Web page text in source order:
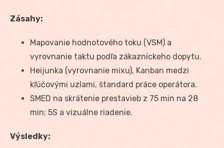
Zásahy:
Mapovanie hodnotového toku (VSM) a
vyrovnanie taktu podľa zákazníckeho dopytu.
Heijunka (vyrovnanie mixu), Kanban medzi
kľúčovými uzlami, štandard práce operátora.
SMED na skrátenie prestavieb z 75 min na 28
min; 5S a vizuálne riadenie.
Výsledky: